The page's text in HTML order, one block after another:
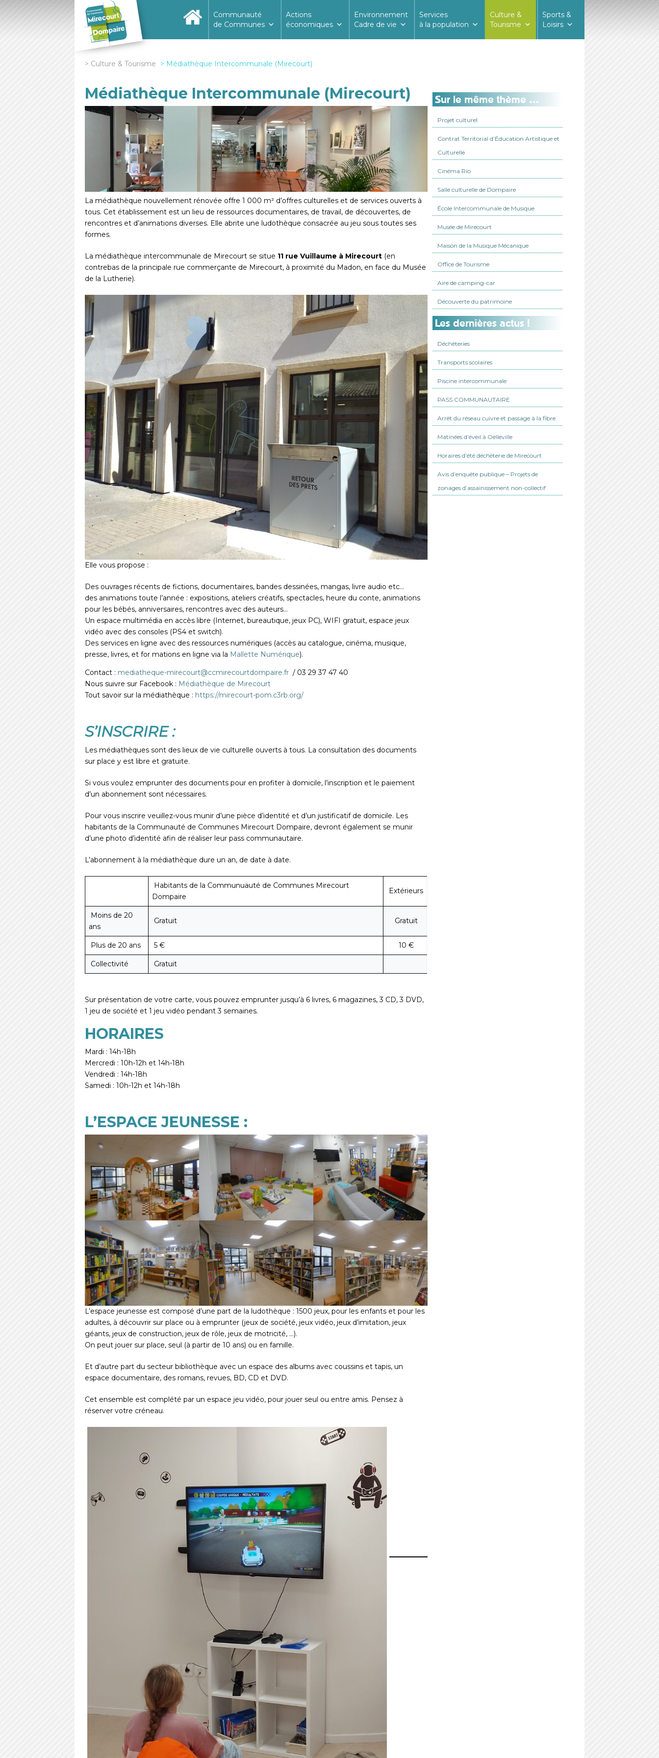
Communauté
de Communes
Actions
économiques
Environnement
Cadre de vie
Services
à la population
Culture &
Tourisme
Sports &
Loisirs
Culture & Tourisme Médiathèque Intercommunale (Mirecourt)
Médiathèque Intercommunale (Mirecourt)
La médiathèque nouvellement rénovée offre 1 000 m² d’offres culturelles et de services ouverts à
tous. Cet établissement est un lieu de ressources documentaires, de travail, de découvertes, de
rencontres et d’animations diverses. Elle abrite une ludothèque consacrée au jeu sous toutes ses
formes.
La médiathèque intercommunale de Mirecourt se situe 11 rue Vuillaume à Mirecourt (en
contrebas de la principale rue commerçante de Mirecourt, à proximité du Madon, en face du Musée
de la Lutherie).
Elle vous propose :
Des ouvrages récents de fictions, documentaires, bandes dessinées, mangas, livre audio etc…
des animations toute l’année : expositions, ateliers créatifs, spectacles, heure du conte, animations
pour les bébés, anniversaires, rencontres avec des auteurs…
Un espace multimédia en accès libre (Internet, bureautique, jeux PC), WIFI gratuit, espace jeux
vidéo avec des consoles (PS4 et switch).
Des services en ligne avec des ressources numériques (accès au catalogue, cinéma, musique,
presse, livres, et for mations en ligne via la Mallette Numérique).
Contact : mediatheque-mirecourt@ccmirecourtdompaire.fr / 03 29 37 47 40
Nous suivre sur Facebook : Médiathèque de Mirecourt
Tout savoir sur la médiathèque : https://mirecourt-pom.c3rb.org/
S’INSCRIRE :
Les médiathèques sont des lieux de vie culturelle ouverts à tous. La consultation des documents
sur place y est libre et gratuite.
Si vous voulez emprunter des documents pour en profiter à domicile, l’inscription et le paiement
d’un abonnement sont nécessaires.
Pour vous inscrire veuillez-vous munir d’une pièce d’identité et d’un justificatif de domicile. Les
habitants de la Communauté de Communes Mirecourt Dompaire, devront également se munir
d’une photo d’identité afin de réaliser leur pass communautaire.
L’abonnement à la médiathèque dure un an, de date à date.
Habitants de la Communuauté de Communes Mirecourt
Dompaire
Extérieurs
Moins de 20
ans
Gratuit Gratuit
Plus de 20 ans 5 € 10 €
Collectivité Gratuit
Sur présentation de votre carte, vous pouvez emprunter jusqu’à 6 livres, 6 magazines, 3 CD, 3 DVD,
1 jeu de société et 1 jeu vidéo pendant 3 semaines.
HORAIRES
Mardi : 14h-18h
Mercredi : 10h-12h et 14h-18h
Vendredi : 14h-18h
Samedi : 10h-12h et 14h-18h
L’ESPACE JEUNESSE :
L’espace jeunesse est composé d’une part de la ludothèque : 1500 jeux, pour les enfants et pour les
adultes, à découvrir sur place ou à emprunter (jeux de société, jeux vidéo, jeux d’imitation, jeux
géants, jeux de construction, jeux de rôle, jeux de motricité, …).
On peut jouer sur place, seul (à partir de 10 ans) ou en famille.
Et d’autre part du secteur bibliothèque avec un espace des albums avec coussins et tapis, un
espace documentaire, des romans, revues, BD, CD et DVD.
Cet ensemble est complété par un espace jeu vidéo, pour jouer seul ou entre amis. Pensez à
réserver votre créneau.
Sur le même thème …
Projet culturel
Contrat Territorial d’Éducation Artistique et
Culturelle
Cinéma Rio
Salle culturelle de Dompaire
École Intercommunale de Musique
Musée de Mirecourt
Maison de la Musique Mécanique
Office de Tourisme
Aire de camping-car
Découverte du patrimoine
Les dernières actus !
Déchèteries
Transports scolaires
Piscine intercommunale
PASS COMMUNAUTAIRE
Arrêt du réseau cuivre et passage à la fibre
Matinées d’éveil à Oëlleville
Horaires d’été déchèterie de Mirecourt
Avis d’enquête publique – Projets de
zonages d’assainissement non-collectif